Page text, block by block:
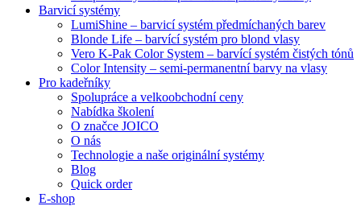
Barvicí systémy
LumiShine – barvicí systém předmíchaných barev
Blonde Life – barvící systém pro blond vlasy
Vero K-Pak Color System – barvící systém čistých tónů
Color Intensity – semi-permanentní barvy na vlasy
Pro kadeřníky
Spolupráce a velkoobchodní ceny
Nabídka školení
O značce JOICO
O nás
Technologie a naše originální systémy
Blog
Quick order
E-shop